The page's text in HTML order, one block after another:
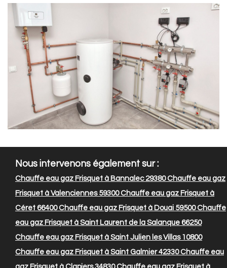
Nous intervenons également sur :
Chauffe eau gaz Frisquet à Bannalec 29380Chauffe eau gaz
Frisquet à Valenciennes 59300Chauffe eau gaz Frisquet à
Céret 66400Chauffe eau gaz Frisquet à Douai 59500Chauffe
eau gaz Frisquet à Saint Laurent de la Salanque 66250
Chauffe eau gaz Frisquet à Saint Julien les Villas 10800
Chauffe eau gaz Frisquet à Saint Galmier 42330Chauffe eau